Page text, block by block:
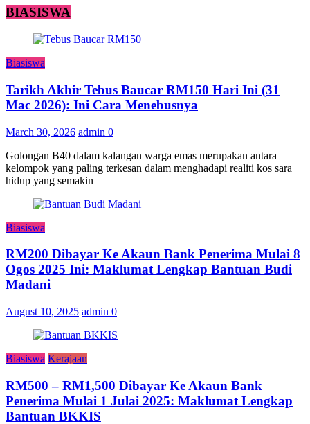
BIASISWA
Biasiswa
Tarikh Akhir Tebus Baucar RM150 Hari Ini (31
Mac 2026): Ini Cara Menebusnya
March 30, 2026 admin 0
Golongan B40 dalam kalangan warga emas merupakan antara
kelompok yang paling terkesan dalam menghadapi realiti kos sara
hidup yang semakin
Biasiswa
RM200 Dibayar Ke Akaun Bank Penerima Mulai 8
Ogos 2025 Ini: Maklumat Lengkap Bantuan Budi
Madani
August 10, 2025 admin 0
Biasiswa Kerajaan
RM500 – RM1,500 Dibayar Ke Akaun Bank
Penerima Mulai 1 Julai 2025: Maklumat Lengkap
Bantuan BKKIS